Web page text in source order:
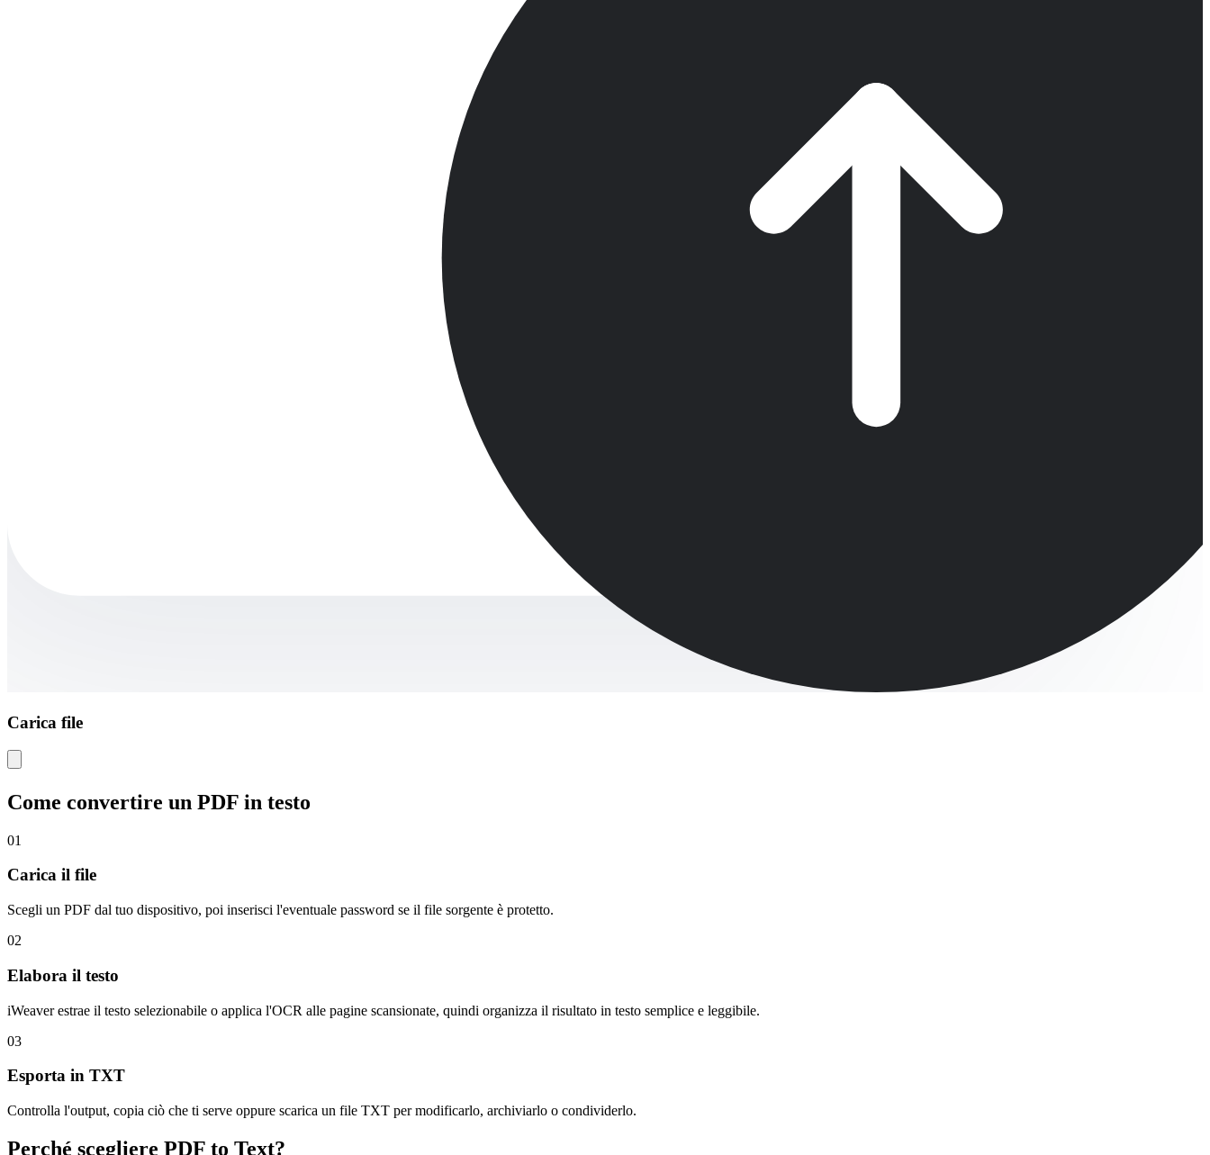
Carica file
Come convertire un PDF in testo
01
Carica il file
Scegli un PDF dal tuo dispositivo, poi inserisci l'eventuale password se il file sorgente è protetto.
02
Elabora il testo
iWeaver estrae il testo selezionabile o applica l'OCR alle pagine scansionate, quindi organizza il risultato in testo semplice e leggibile.
03
Esporta in TXT
Controlla l'output, copia ciò che ti serve oppure scarica un file TXT per modificarlo, archiviarlo o condividerlo.
Perché scegliere PDF to Text?